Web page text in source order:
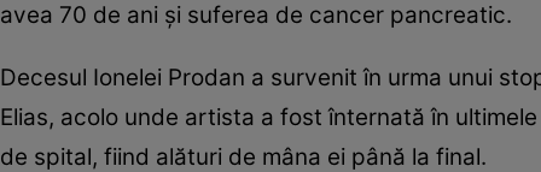
avea 70 de ani și suferea de cancer pancreatic.
Decesul Ionelei Prodan a survenit în urma unui
Elias, acolo unde artista a fost înternată în
de spital, fiind alături de mâna ei până la final.